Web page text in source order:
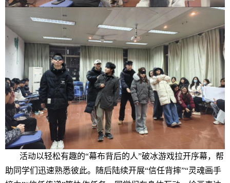
活动以轻松有趣的“幕布背后的人”破冰游戏拉开序幕，帮
助同学们迅速熟悉彼此。随后陆续开展“信任背摔”“灵魂画手